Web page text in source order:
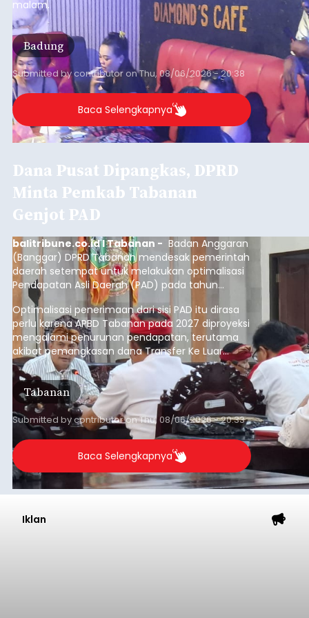
malam.
Badung
Submitted bycontributoronThu, 08/06/2026 - 20:38
Baca Selengkapnya
Dana Pusat Dipangkas, DPRD
Minta Pemkab Tabanan
Genjot PAD
balitribune.co.id I Tabanan - Badan Anggaran
(Banggar) DPRD Tabanan mendesak pemerintah
daerah setempat untuk melakukan optimalisasi
Pendapatan Asli Daerah (PAD) pada tahun
anggaran 2027.
Optimalisasi penerimaan dari sisi PAD itu dirasa
perlu karena APBD Tabanan pada 2027 diproyeksi
mengalami penurunan pendapatan, terutama
akibat pemangkasan dana Transfer Ke Luar
Daerah (TKD) dari pemerintah pusat.
Tabanan
Submitted bycontributoronThu, 08/06/2026 - 20:33
Baca Selengkapnya
Iklan